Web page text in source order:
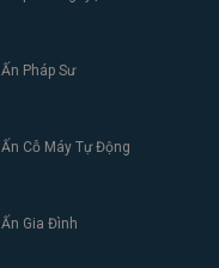
Ấn Pháp Sư
Ấn Cỗ Máy Tự Động
Ấn Gia Đình